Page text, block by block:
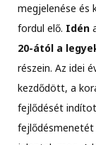
megjelenése és
fordul elő. Idén
20-ától a
részein. Az idei
kezdődött, a
fejlődését